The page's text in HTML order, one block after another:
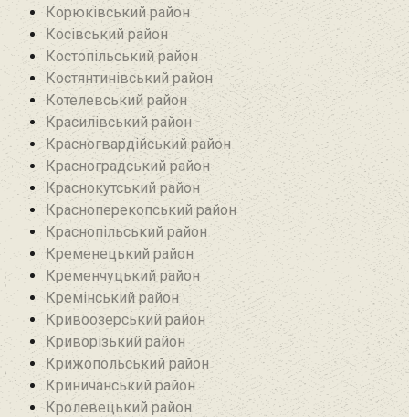
Корюківський район
Косівський район
Костопільський район
Костянтинівський район‎
Котелевський район
Красилівський район
Красногвардійський район
Красноградський район
Краснокутський район
Красноперекопський район
Краснопільський район
Кременецький район
Кременчуцький район
Кремінський район‎
Кривоозерський район‎
Криворізький район
Крижопольський район
Криничанський район
Кролевецький район‎